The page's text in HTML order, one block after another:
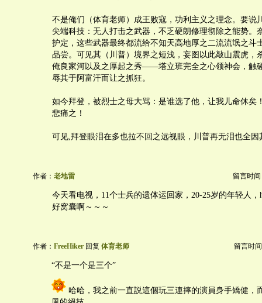
不是俺们（体育老师）成王败寇，功利主义之理念。要说
尖端科技：无人打击之武器，不乏硬朗修理彻除之能势。
护定，这些武器最终都流给不知天高地厚之二流流氓之斗
品尝。可见其（川普）境界之短浅，妄图以此敲山震虎，
俺良家河以及之厚起之秀——塔立班完全之心领神会，触
辱其于阿富汗而让之抓狂。
如今拜登，被烈士之母大骂：是谁选了他，让我儿命休矣
悲痛之！
可见,拜登眼泪在多也拉不回之远视眼，川普再无泪也全因
作者： 老地雷 留言时间
今天看电视，11个士兵的遗体运回家，20-25岁的年轻人，
好窝囊啊～～～
作者： FreeHiker 回复 体育老师 留言时
“不是一个是三个”
哈哈，我之前一直説這個玩三連摔的演員身手矯健，